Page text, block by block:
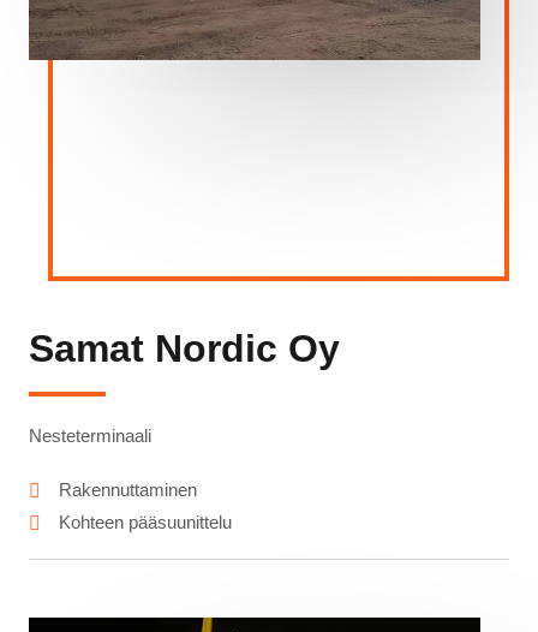
Samat Nordic Oy
Nesteterminaali
Rakennuttaminen
Kohteen pääsuunittelu